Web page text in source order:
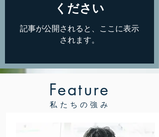
ください
記事が公開されると、ここに表示
されます。
Feature
私たちの強み